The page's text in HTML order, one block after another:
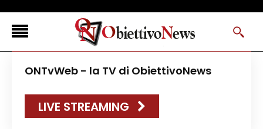
FLASH NEWS
NEWS DAL RESTO D’ITALIA
ONTvWeb - la TV di ObiettivoNews
LIVE STREAMING